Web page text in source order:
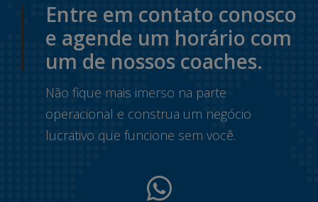
Entre em contato conosco
e agende um horário com
um de nossos coaches.
Não fique mais imerso na parte
operacional e construa um negócio
lucrativo que funcione sem você.